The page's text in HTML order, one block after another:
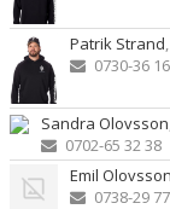
Patrik Strand
0730-36
Sandra Olovsson
0702-65 32 38
Emil Olovsson
0738-29